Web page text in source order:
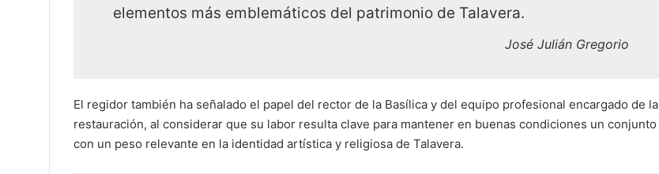
elementos más emblemáticos del patrimonio de Talavera.
José Julián Gregorio
El regidor también ha señalado el papel del rector de la Basílica y del equipo profesional encargado de la
restauración, al considerar que su labor resulta clave para mantener en buenas condiciones un conjunto
con un peso relevante en la identidad artística y religiosa de Talavera.